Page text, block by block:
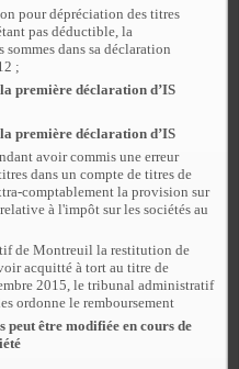
pour dépréciation des titres
pas déductible, la
dans sa déclaration
;
première déclaration d’IS
première déclaration d’IS
avoir commis une erreur
dans un compte de titres de
comptablement la provision sur
à l'impôt sur les sociétés au
de Montreuil la restitution de
acquitté à tort au titre de
2015, le tribunal administratif
ordonne le remboursement
être modifiée en cours de